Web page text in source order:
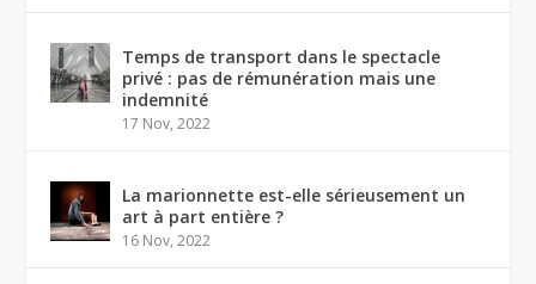
Temps de transport dans le spectacle
privé : pas de rémunération mais une
indemnité
17 Nov, 2022
La marionnette est-elle sérieusement un
art à part entière ?
16 Nov, 2022